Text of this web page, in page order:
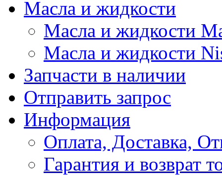
Масла и жидкости
Масла и жидкости
Масла и жидкости
Запчасти в наличии
Отправить запрос
Информация
Оплата, Доставка,
Гарантия и возврат